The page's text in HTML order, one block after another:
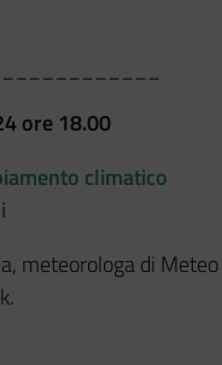
ore 18.00
climatico
meteorologa di